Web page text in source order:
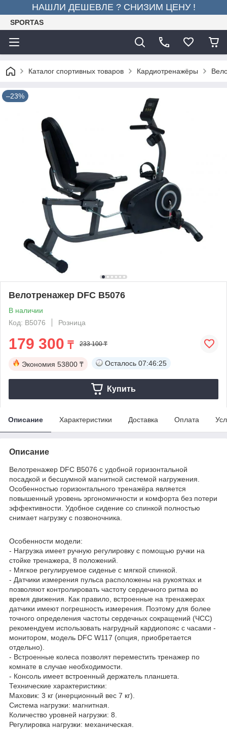
НАШЛИ ДЕШЕВЛЕ ? СНИЗИМ ЦЕНУ !
SPORTAS
Каталог спортивных товаров Кардиотренажёры
–23%
Велотренажер DFC B5076
В наличии
Код: B5076
Розница
179 300 ₸ 233 100 ₸
Экономия 53800 ₸ Осталось 07:46:25
Купить
Описание Характеристики Доставка Оплата
Описание
Велотренажер DFC B5076 с удобной горизонтальной
посадкой и бесшумной магнитной системой нагружения.
Особенностью горизонтального тренажёра является
повышенный уровень эргономичности и комфорта без потери
эффективности. Удобное сидение со спинкой полностью
снимает нагрузку с позвоночника.
Особенности модели:
- Нагрузка имеет ручную регулировку с помощью ручки на
стойке тренажера, 8 положений.
- Мягкое регулируемое сиденье с мягкой спинкой.
- Датчики измерения пульса расположены на рукоятках и
позволяют контролировать частоту сердечного ритма во
время движения. Как правило, встроенные на тренажерах
датчики имеют погрешность измерения. Поэтому для более
точного определения частоты сердечных сокращений (ЧСС)
рекомендуем использовать нагрудный кардиопояс с часами -
монитором, модель DFC W117 (опция, приобретается
отдельно).
- Встроенные колеса позволят переместить тренажер по
комнате в случае необходимости.
- Консоль имеет встроенный держатель планшета.
Технические характеристики:
Маховик: 3 кг (инерционный вес 7 кг).
Система нагрузки: магнитная.
Количество уровней нагрузки: 8.
Регулировка нагрузки: механическая.